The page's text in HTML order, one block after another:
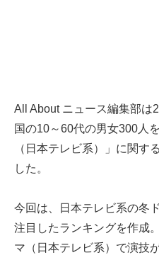
All About ニュース編集部は
国の10～60代の男女300人
（日本テレビ系）」に関す
した。
今回は、日本テレビ系の冬
注目したランキングを作成
マ（日本テレビ系）で演技